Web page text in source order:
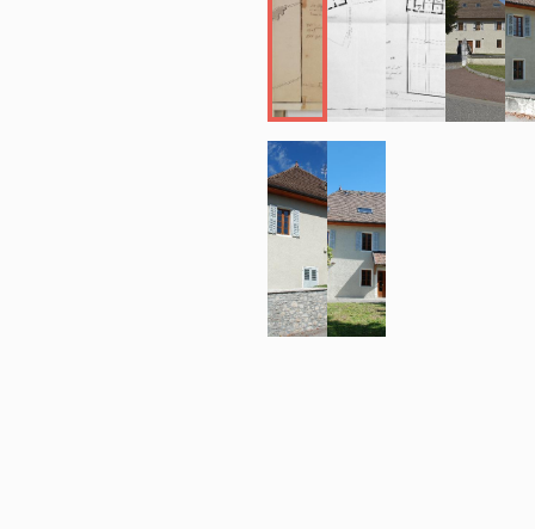
Bogey,
charpentier,
(bien que
auparavant
charges